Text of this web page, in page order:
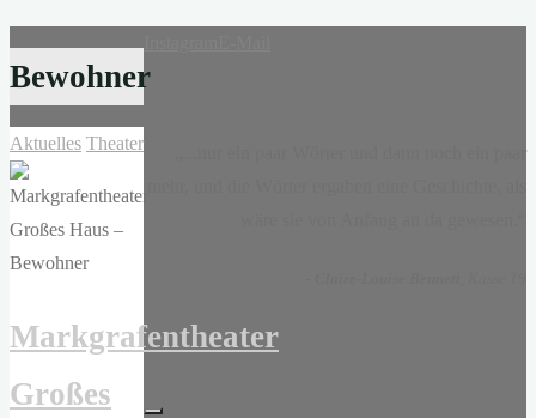
Bewohner
Aktuelles Theater
Markgrafentheater
Großes